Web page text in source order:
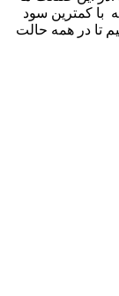
با کمترین سود
تا در همه حالت